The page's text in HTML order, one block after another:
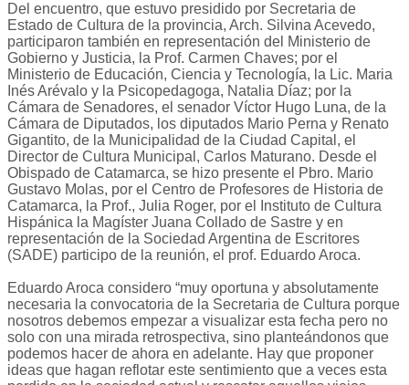
Del encuentro, que estuvo presidido por Secretaria de
Estado de Cultura de la provincia, Arch. Silvina Acevedo,
participaron también en representación del Ministerio de
Gobierno y Justicia, la Prof. Carmen Chaves; por el
Ministerio de Educación, Ciencia y Tecnología, la Lic. Maria
Inés Arévalo y la Psicopedagoga, Natalia Díaz; por la
Cámara de Senadores, el senador Víctor Hugo Luna, de la
Cámara de Diputados, los diputados Mario Perna y Renato
Gigantito, de la Municipalidad de la Ciudad Capital, el
Director de Cultura Municipal, Carlos Maturano. Desde el
Obispado de Catamarca, se hizo presente el Pbro. Mario
Gustavo Molas, por el Centro de Profesores de Historia de
Catamarca, la Prof., Julia Roger, por el Instituto de Cultura
Hispánica la Magíster Juana Collado de Sastre y en
representación de la Sociedad Argentina de Escritores
(SADE) participo de la reunión, el prof. Eduardo Aroca.
Eduardo Aroca considero “muy oportuna y absolutamente
necesaria la convocatoria de la Secretaria de Cultura porque
nosotros debemos empezar a visualizar esta fecha pero no
solo con una mirada retrospectiva, sino planteándonos que
podemos hacer de ahora en adelante. Hay que proponer
ideas que hagan reflotar este sentimiento que a veces esta